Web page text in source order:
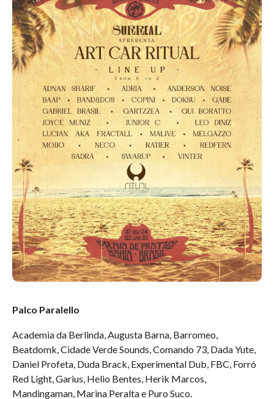
Palco Paralello
Academia da Berlinda, Augusta Barna, Barromeo,
Beatdomk, Cidade Verde Sounds, Comando 73, Dada Yute,
Daniel Profeta, Duda Brack, Experimental Dub, FBC, Forró
Red Light, Garius, Helio Bentes, Herik Marcos,
Mandingaman, Marina Peralta e Puro Suco.